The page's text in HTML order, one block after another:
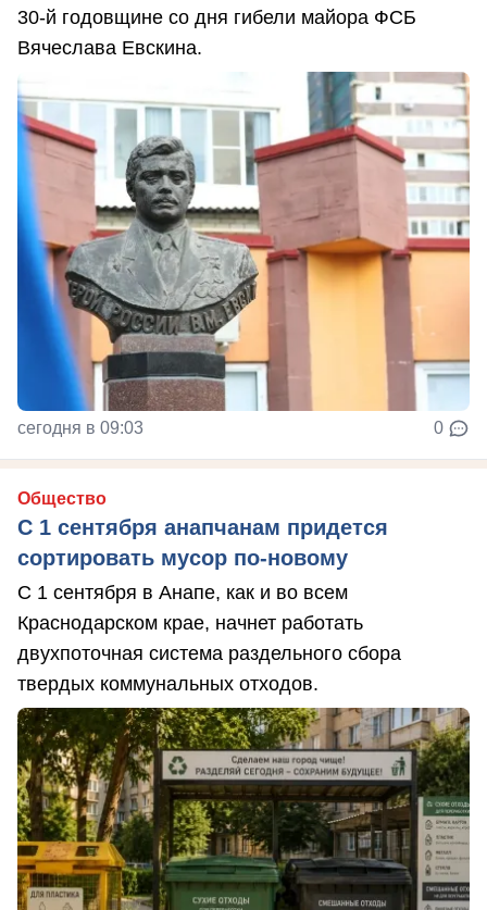
30-й годовщине со дня гибели майора ФСБ
Вячеслава Евскина.
сегодня в 09:03 0
Общество
С 1 сентября анапчанам придется
сортировать мусор по-новому
С 1 сентября в Анапе, как и во всем
Краснодарском крае, начнет работать
двухпоточная система раздельного сбора
твердых коммунальных отходов.